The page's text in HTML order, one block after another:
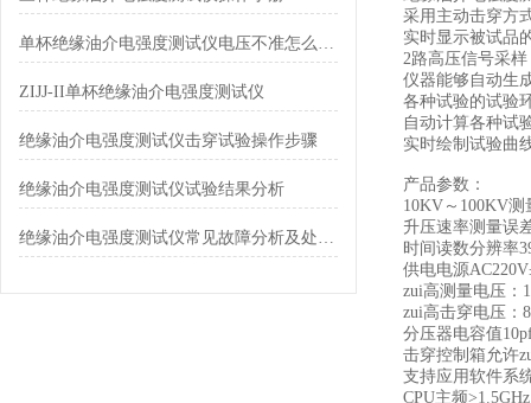
单杯绝缘油介电强度测试仪电压不准怎么办？
ZIJJ-II单杯绝缘油介电强度测试仪
绝缘油介电强度测试仪击穿试验操作步骤
绝缘油介电强度测试仪试验结果分析
绝缘油介电强度测试仪常见故障分析及处理方法
采用主动击穿方
实时显示被试品
2路高压信号采
仪器能够自动生
各种试验的试验
自动计算各种试
实时绘制试验曲
产品参数：
10KV～100KV测
升压速率测量误
时间读数分辨率
供电电源
zui高测量电压：
zui高击穿电压：
分压器电容值
击穿控制箱允许
支持应用软件系
CPU主频>1.5GHz